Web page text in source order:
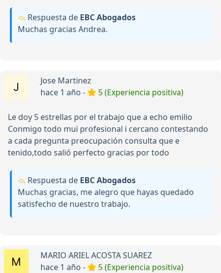
Respuesta de EBC Abogados
Muchas gracias Andrea.
Jose Martinez
hace 1 año -
5 (Experiencia positiva)
Le doy 5 estrellas por el trabajo que a echo emilio
Conmigo todo mui profesional i cercano contestando
a cada pregunta preocupación consulta que e
tenido,todo salió perfecto gracias por todo
Respuesta de EBC Abogados
Muchas gracias, me alegro que hayas quedado
satisfecho de nuestro trabajo.
MARIO ARIEL ACOSTA SUAREZ
hace 1 año -
5 (Experiencia positiva)